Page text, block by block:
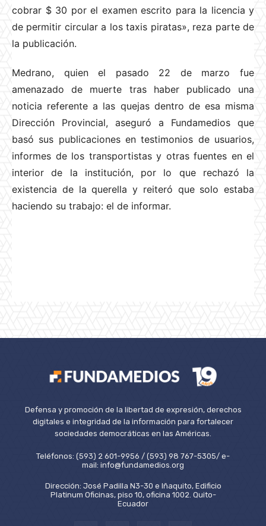
cobrar $ 30 por el examen escrito para la licencia y
de permitir circular a los taxis piratas», reza parte de
la publicación.
Medrano, quien el pasado 22 de marzo fue
amenazado de muerte tras haber publicado una
noticia referente a las quejas dentro de esa misma
Dirección Provincial, aseguró a Fundamedios que
basó sus publicaciones en testimonios de usuarios,
informes de los transportistas y otras fuentes en el
interior de la institución, por lo que rechazó la
existencia de la querella y reiteró que solo estaba
haciendo su trabajo: el de informar.
Defensa y promoción de la libertad de expresión, derechos
digitales e integridad de la información para fortalecer
sociedades democráticas en las Américas.
Teléfonos: (593) 2 601-9956 / (593) 98 767-5305/ e-
mail: info@fundamedios.org
Dirección: José Padilla N3-30 e Iñaquito, Edificio
Platinum Oficinas, piso 10, oficina 1002. Quito-
Ecuador